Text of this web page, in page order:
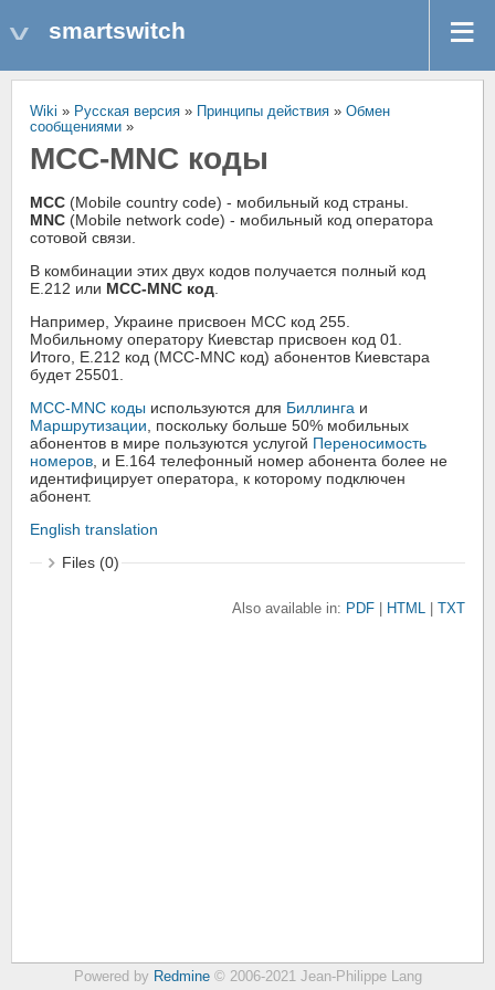
smartswitch
Wiki » Русская версия » Принципы действия » Обмен
сообщениями »
MCC-MNC коды
MCC (Mobile country code) - мобильный код страны.
MNC (Mobile network code) - мобильный код оператора
сотовой связи.
В комбинации этих двух кодов получается полный код
E.212 или MCC-MNC код.
Например, Украине присвоен MCC код 255.
Мобильному оператору Киевстар присвоен код 01.
Итого, E.212 код (MCC-MNC код) абонентов Киевстара
будет 25501.
MCC-MNC коды используются для Биллинга и
Маршрутизации, поскольку больше 50% мобильных
абонентов в мире пользуются услугой Переносимость
номеров, и E.164 телефонный номер абонента более не
идентифицирует оператора, к которому подключен
абонент.
English translation
Files (0)
Also available in: PDF HTML TXT
Powered by Redmine© 2006-2021 Jean-Philippe Lang